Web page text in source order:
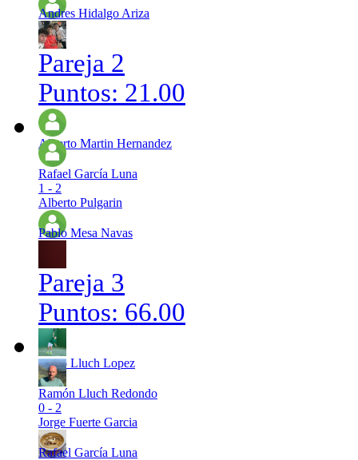
Andres Hidalgo Ariza
Pareja 2
Puntos: 21.00
Alberto Martin Hernandez
Rafael García Luna
1 - 2
Alberto Pulgarin
Pablo Mesa Navas
Pareja 3
Puntos: 66.00
Hugo Lluch Lopez
Ramón Lluch Redondo
0 - 2
Jorge Fuerte Garcia
Rafael García Luna